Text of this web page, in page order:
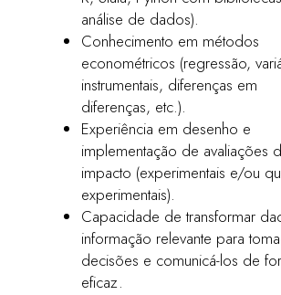
análise de dados).
Conhecimento em métodos
econométricos (regressão,
instrumentais, diferenças em
diferenças, etc.).
Experiência em desenho e
implementação de avaliações
impacto (experimentais e/ou
experimentais).
Capacidade de transformar
informação relevante para
decisões e comunicá-los de
eficaz.